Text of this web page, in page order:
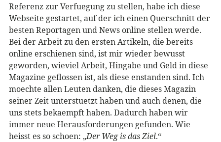
Referenz zur Verfuegung zu stellen, habe ich diese
Webseite gestartet, auf der ich einen Querschnitt der
besten Reportagen und News online stellen werde.
Bei der Arbeit zu den ersten Artikeln, die bereits
online erschienen sind, ist mir wieder bewusst
geworden, wieviel Arbeit, Hingabe und Geld in diese
Magazine geflossen ist, als diese enstanden sind. Ich
moechte allen Leuten danken, die dieses Magazin
seiner Zeit unterstuetzt haben und auch denen, die
uns stets bekaempft haben. Dadurch haben wir
immer neue Herausforderungen gefunden. Wie
heisst es so schoen: „Der Weg is das Ziel.“